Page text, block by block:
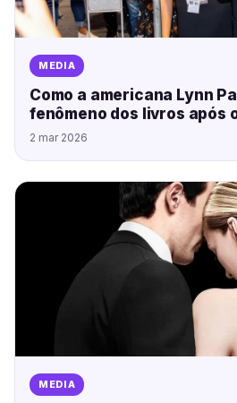
MEDIA
Como a americana Lynn
fenômeno dos livros após
2 mar 2026
MEDIA